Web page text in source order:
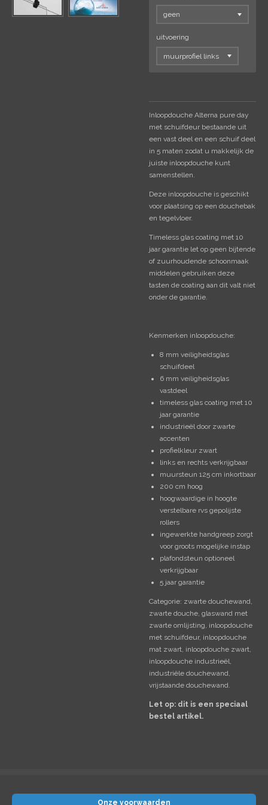
uitvoering
Inloopdouche Alterna pure day
met schuifdeur bestaande uit
een vast deel en een schuif deel
in 5 maten zodat u makkelijk de
juiste inloopdouche kunt
samenstellen.
Deze inloopdouche is geschikt
voor plaatsing op een douchebak
en tegelvloer.
Timeless glas coating met 10
jaar garantie let op geen bijtende
of zuurhoudende schoonmaak
middelen gebruiken deze
tasten de coating aan dit valt niet
onder de garantie.
Kenmerken inloopdouche:
8 mm veiligheidsglas
schuifdeel
6 mm veiligheidsglas
vastdeel
timeless glas coating met 10
jaar garantie
industrieël door zwarte
accenten
profielkleur zwart
links en rechts verkrijgbaar
muursteun 125 cm inkortbaar
200 cm hoog
hoogwaardige in hoogte
verstelbare rvs gepolijste
rollers
ingewerkte handgreep zorgt
voor groots mogelijke instap
plafondsteun optioneel
verkrijgbaar
5 jaar garantie
Categorie: zwarte douchewand,
zwarte douche, glaswand met
zwarte omlijsting, inloopdouche
met schuifdeur, inloopdouche
mat zwart, inloopdouche zwart,
inloopdouche industrieël,
industriële douchewand,
vrijstaande douchewand.
Let op: dit is een speciaal
bestel artikel.
Onze voorwaarden